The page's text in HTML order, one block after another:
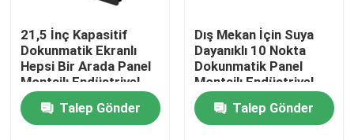
Ana sayfa
Ürünler
21,5 İnç Kapasitif
Dokunmatik Ekranlı
Hepsi Bir Arada Panel
Montajlı Endüstriyel
Monitör
Talep Gönder
Dış Mekan İçin Suya
Dayanıklı 10 Nokta
Dokunmatik Panel
Montajlı Endüstriyel
Monitör
Talep Gönder